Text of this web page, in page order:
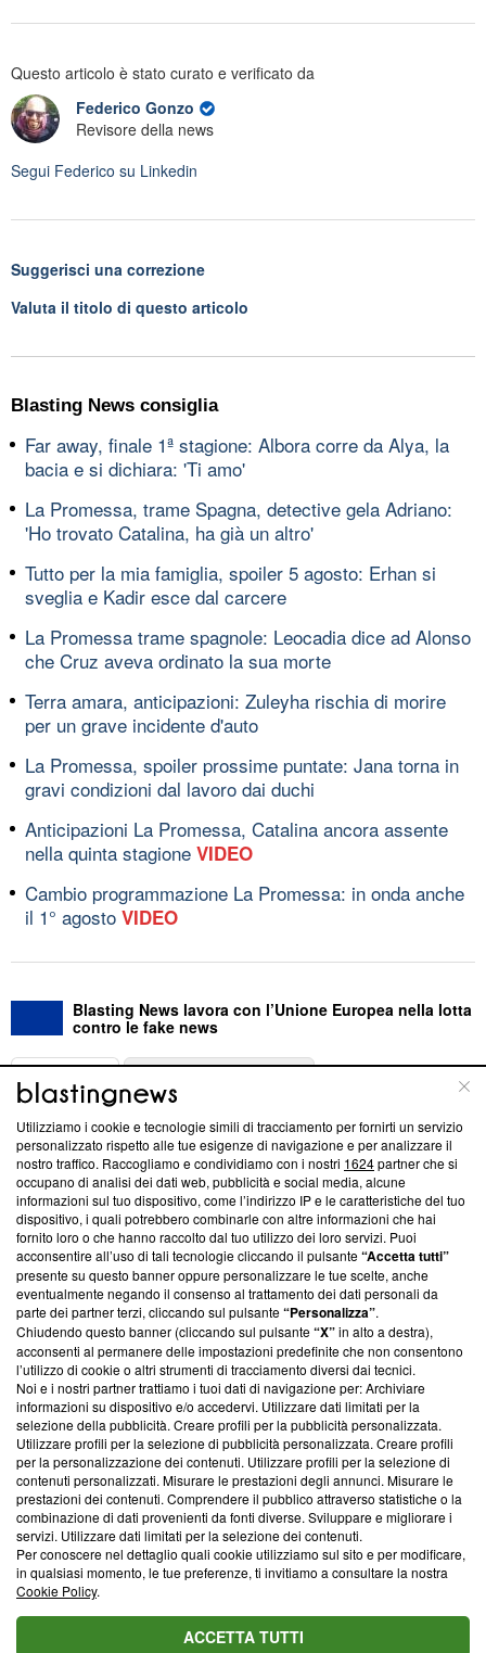
Questo articolo è stato curato e verificato da
Federico Gonzo
Revisore della news
Segui Federico su Linkedin
Suggerisci una correzione
Valuta il titolo di questo articolo
Blasting News consiglia
Far away, finale 1ª stagione: Albora corre da Alya, la
bacia e si dichiara: 'Ti amo'
La Promessa, trame Spagna, detective gela Adriano:
'Ho trovato Catalina, ha già un altro'
Tutto per la mia famiglia, spoiler 5 agosto: Erhan si
sveglia e Kadir esce dal carcere
La Promessa trame spagnole: Leocadia dice ad Alonso
che Cruz aveva ordinato la sua morte
Terra amara, anticipazioni: Zuleyha rischia di morire
per un grave incidente d'auto
La Promessa, spoiler prossime puntate: Jana torna in
gravi condizioni dal lavoro dai duchi
Anticipazioni La Promessa, Catalina ancora assente
nella quinta stagione VIDEO
Cambio programmazione La Promessa: in onda anche
il 1° agosto VIDEO
Blasting News lavora con l’Unione Europea nella lotta
contro le fake news
ABOUT
Questa sezione offre informazioni trasparenti su Blasting
News, sui nostri processi editoriali e su come ci impegniamo a
creare news di qualità. Inoltre, afferma la nostra aderenza a
‘Trust Project - News with Integrity’Blasting News non è
ancora membro del programma, ma ha richiesto di farne
parte; Trust Project non ha ancora effettuato una verifica di
conformità agli standard.
Su di noi
Team editoriale
Corporate
Redazione
Informativa Privacy
Cookie Policy
Blasting SA, IDI CHE-247.845.224, Via Carlo Frasca, 3 - 6900
Lugano (Svizzera) Tel:+39 0690258937
© 2026 Blasting News
Utilizziamo i cookie e tecnologie simili di tracciamento per fornirti un servizio
personalizzato rispetto alle tue esigenze di navigazione e per analizzare il
nostro traffico. Raccogliamo e condividiamo con i nostri 1624partner che si
occupano di analisi dei dati web, pubblicità e social media, alcune
informazioni sul tuo dispositivo, come l’indirizzo IP e le caratteristiche del tuo
dispositivo, i quali potrebbero combinarle con altre informazioni che hai
fornito loro o che hanno raccolto dal tuo utilizzo dei loro servizi. Puoi
acconsentire all’uso di tali tecnologie cliccando il pulsante“Accetta tutti”
presente su questo banner oppure personalizzare le tue scelte, anche
eventualmente negando il consenso al trattamento dei dati personali da
parte dei partner terzi, cliccando sul pulsante“Personalizza”.
Chiudendo questo banner (cliccando sul pulsante“X”in alto a destra),
acconsenti al permanere delle impostazioni predefinite che non consentono
l’utilizzo di cookie o altri strumenti di tracciamento diversi dai tecnici.
Noi e i nostri partner trattiamo i tuoi dati di navigazione per: Archiviare
informazioni su dispositivo e/o accedervi. Utilizzare dati limitati per la
selezione della pubblicità. Creare profili per la pubblicità personalizzata.
Utilizzare profili per la selezione di pubblicità personalizzata. Creare profili
per la personalizzazione dei contenuti. Utilizzare profili per la selezione di
contenuti personalizzati. Misurare le prestazioni degli annunci. Misurare le
prestazioni dei contenuti. Comprendere il pubblico attraverso statistiche o la
combinazione di dati provenienti da fonti diverse. Sviluppare e migliorare i
servizi. Utilizzare dati limitati per la selezione dei contenuti.
Per conoscere nel dettaglio quali cookie utilizziamo sul sito e per modificare,
in qualsiasi momento, le tue preferenze, ti invitiamo a consultare la nostra
Cookie Policy.
ACCETTA TUTTI